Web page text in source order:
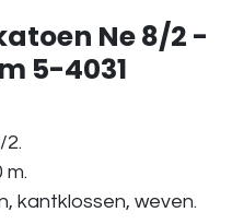
Ne 8/2 -
5-4031
2.
m.
kantklossen, weven.